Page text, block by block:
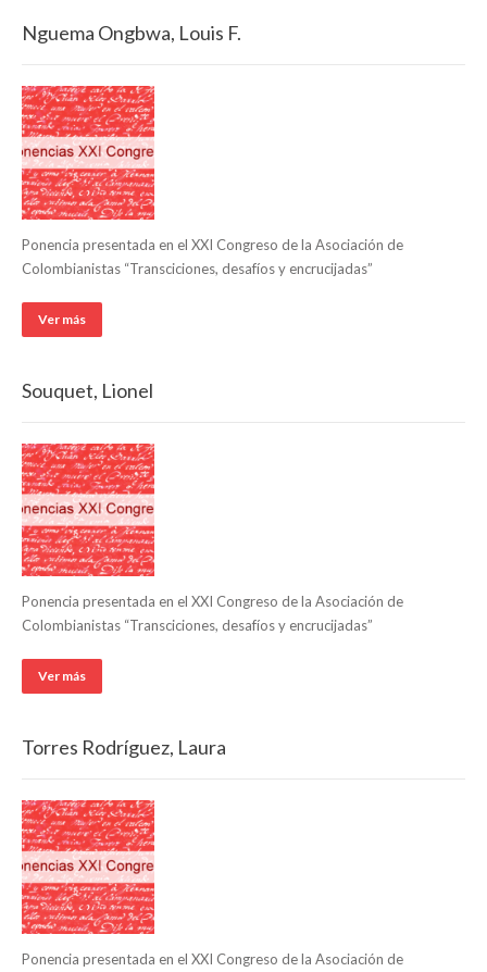
Nguema Ongbwa, Louis F.
Ponencia presentada en el XXI Congreso de la Asociación de
Colombianistas “Transciciones, desafíos y encrucijadas”
Ver más
Souquet, Lionel
Ponencia presentada en el XXI Congreso de la Asociación de
Colombianistas “Transciciones, desafíos y encrucijadas”
Ver más
Torres Rodríguez, Laura
Ponencia presentada en el XXI Congreso de la Asociación de